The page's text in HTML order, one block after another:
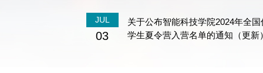
JUL
03
关于公布智能科技学院2024年全国
学生夏令营入营名单的通知（更新